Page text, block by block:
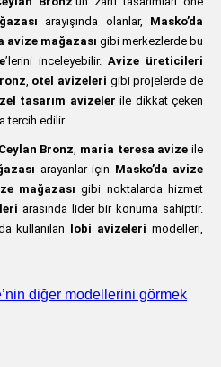
arayışında olanlar, Masko’da
avize mağazası gibi merkezlerde bu
’lerini inceleyebilir. Avize üreticileri
, otel avizeleri gibi projelerde de
tasarım avizeler ile dikkat çeken
tercih edilir.
Ceylan Bronz, maria teresa avize ile
arayanlar için Masko’da avize
mağazası gibi noktalarda hizmet
arasında lider bir konuma sahiptir.
kullanılan lobi avizeleri modelleri,
diğer modellerini görmek